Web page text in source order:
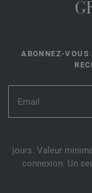
ABONNEZ-VOUS
jours. Valeur
connexion. Un